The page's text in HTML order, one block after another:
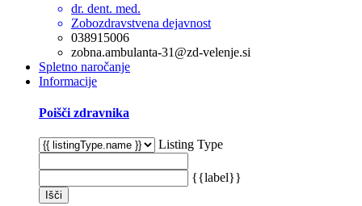
dr. dent. med.
Zobozdravstvena dejavnost
038915006
zobna.ambulanta-31@zd-velenje.si
Spletno naročanje
Informacije
Poišči zdravnika
Listing Type
{{label}}
Išči